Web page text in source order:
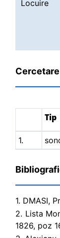
Locuire
Cercetare
Tip
1.
1. DMASI,
2. Lista
1826, poz